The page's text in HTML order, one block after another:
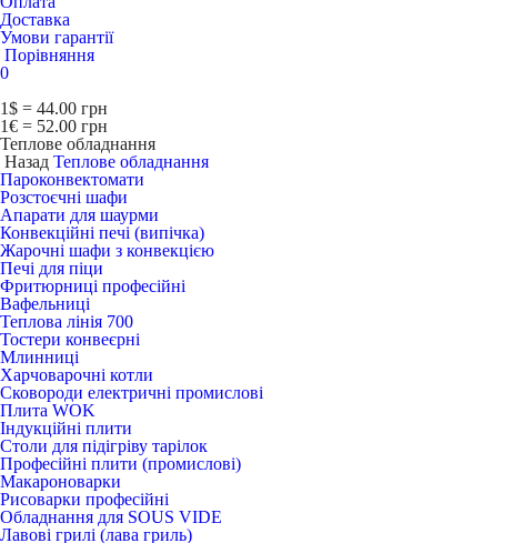
Доставка
Умови гарантії
Порівняння
0
1$ = 44.00 грн
1€ = 52.00 грн
Теплове обладнання
Назад Теплове обладнання
Пароконвектомати
Розстоєчні шафи
Апарати для шаурми
Конвекційні печі (випічка)
Жарочні шафи з конвекцією
Печі для піци
Фритюрниці професійні
Вафельниці
Теплова лінія 700
Тостери конвеєрні
Млинниці
Харчоварочні котли
Сковороди електричні промислові
Плита WOK
Індукційні плити
Столи для підігріву тарілок
Професійні плити (промислові)
Макароноварки
Рисоварки професійні
Обладнання для SOUS VIDE
Лавові грилі (лава гриль)